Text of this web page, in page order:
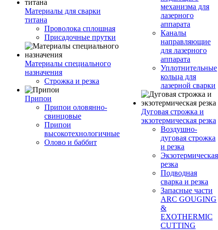
Материалы для сварки
титана
Проволока сплошная
Присадочные прутки
Материалы специального
назначения
Строжка и резка
Припои
Припои оловянно-
свинцовые
Припои
высокотехнологичные
Олово и баббит
механизма для
лазерного
аппарата
Каналы
направляющие
для лазерного
аппарата
Уплотнительные
кольца для
лазерной сварки
Дуговая строжка и
экзотермическая резка
Воздушно-
дуговая строжка
и резка
Экзотермическая
резка
Подводная
сварка и резка
Запасные части
ARC GOUGING
&
EXOTHERMIC
CUTTING